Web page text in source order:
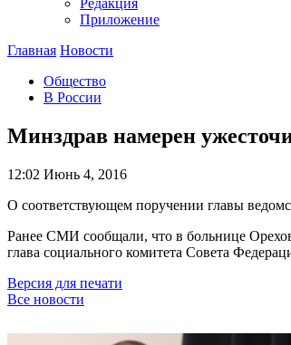
Редакция
Приложение
Главная Новости
Общество
В России
Минздрав намерен
12:02 Июнь 4, 2016
О соответствующем поручении главы
Ранее СМИ сообщали, что в больнице
глава социального комитета Совета
Версия для печати
Все новости